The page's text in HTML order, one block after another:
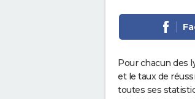
Pour chacun des
et le taux de
toutes ses